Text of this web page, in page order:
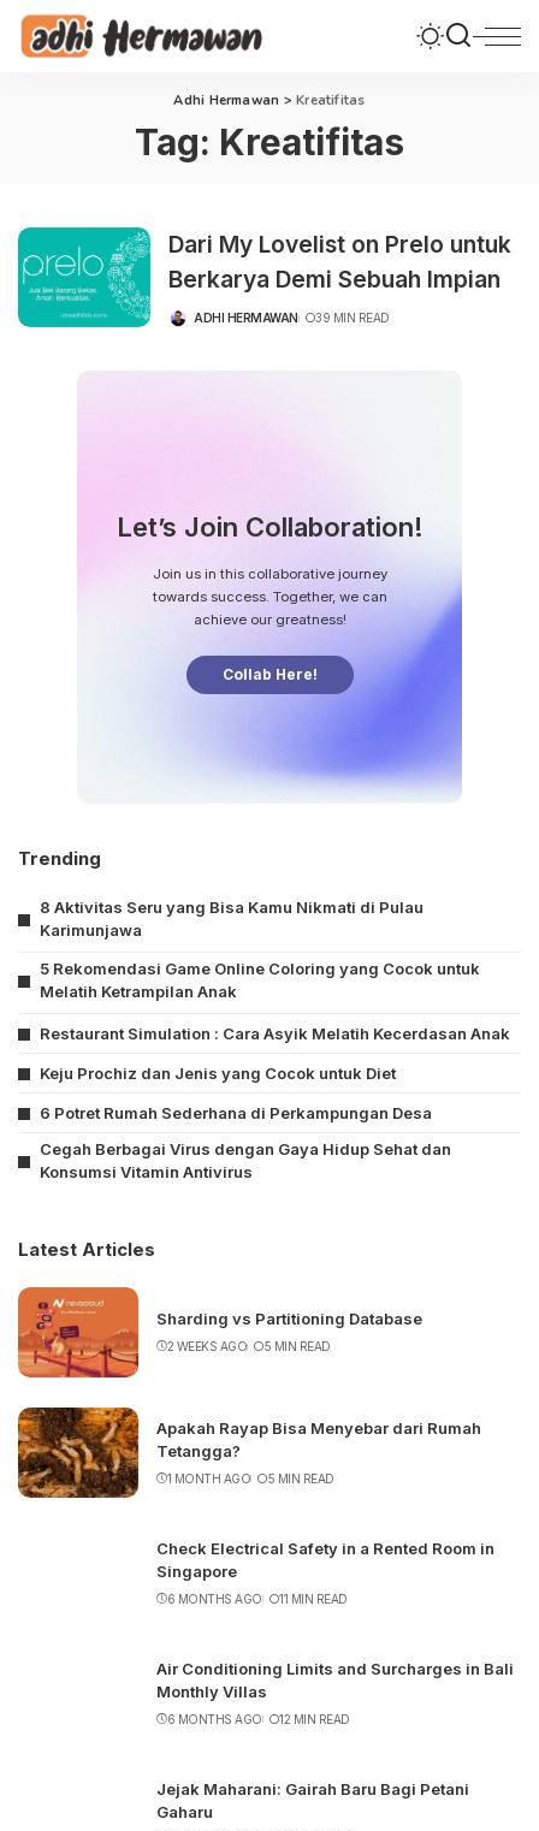
Adhi Hermawan >Kreatifitas
Tag: Kreatifitas
Dari My Lovelist on Prelo untuk
Berkarya Demi Sebuah Impian
POSTED
ADHI HERMAWAN 39 MIN READ
Let’s Join Collaboration!
Join us in this collaborative journey
towards success. Together, we can
achieve our greatness!
Collab Here!
Trending
8 Aktivitas Seru yang Bisa Kamu Nikmati di Pulau
Karimunjawa
5 Rekomendasi Game Online Coloring yang Cocok untuk
Melatih Ketrampilan Anak
Restaurant Simulation : Cara Asyik Melatih Kecerdasan Anak
Keju Prochiz dan Jenis yang Cocok untuk Diet
6 Potret Rumah Sederhana di Perkampungan Desa
Cegah Berbagai Virus dengan Gaya Hidup Sehat dan
Konsumsi Vitamin Antivirus
Latest Articles
Sharding vs Partitioning Database
2 WEEKS AGO 5 MIN READ
Apakah Rayap Bisa Menyebar dari Rumah
Tetangga?
1 MONTH AGO 5 MIN READ
Check Electrical Safety in a Rented Room in
Singapore
6 MONTHS AGO 11 MIN READ
Air Conditioning Limits and Surcharges in Bali
Monthly Villas
6 MONTHS AGO 12 MIN READ
Jejak Maharani: Gairah Baru Bagi Petani
Gaharu